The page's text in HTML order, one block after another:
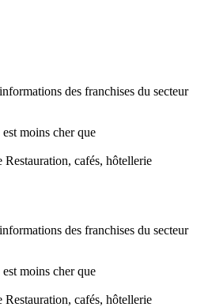
des franchises du secteur
moins cher que
Restauration, cafés, hôtellerie
des franchises du secteur
moins cher que
Restauration, cafés, hôtellerie